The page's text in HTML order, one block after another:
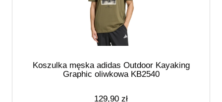
Koszulka męska adidas Outdoor Kayaking
Graphic oliwkowa KB2540
129,90 zł